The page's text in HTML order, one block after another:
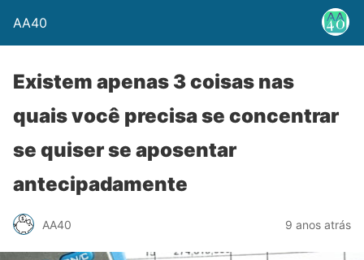
AA40
Existem apenas 3 coisas nas
quais você precisa se concentrar
se quiser se aposentar
antecipadamente
AA40 9 anos atrás